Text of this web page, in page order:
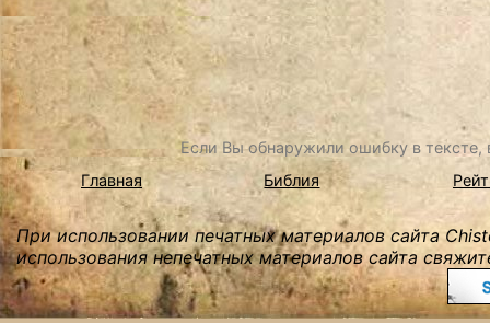
Если Вы обнаружили ошибку в
Главная
Библия
При использовании печатных материалов сайта
использования непечатных материалов сайта